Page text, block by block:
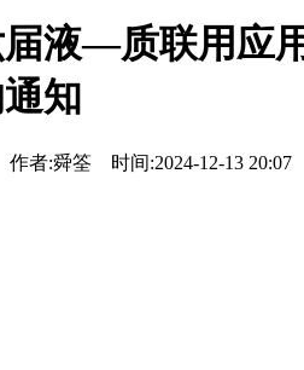
届液—质联用应
知
作者:舜筌 时间:2024-12-13